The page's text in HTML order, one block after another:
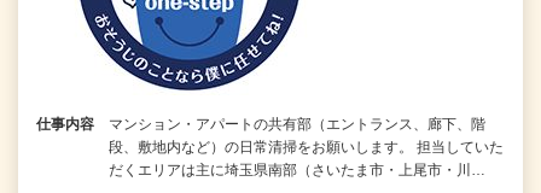
仕事内容
マンション・アパートの共有部（エントランス、廊下、階
段、敷地内など）の日常清掃をお願いします。 担当していた
だくエリアは主に埼玉県南部（さいたま市・上尾市・川…